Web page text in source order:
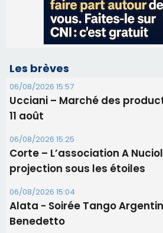
06/08/2026 15:25
Corte – L’association A
06/08/2026 15:04
Alata - Soirée Tango
Benedetto
05/08/2026 09:53
Biguglia : messe de la
procession le 14 août
31/07/2026 08:24
Tennis - Début ce week-end
RCPV